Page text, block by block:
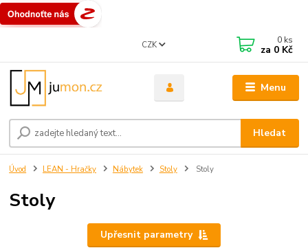
Menu
CZK
Hledat
0 ks
za 0 Kč
Úvod LEAN - Hračky Nábytek Stoly Stoly
Stoly
Upřesnit parametry